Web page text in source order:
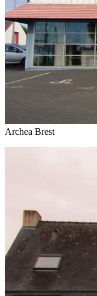
Archea Brest